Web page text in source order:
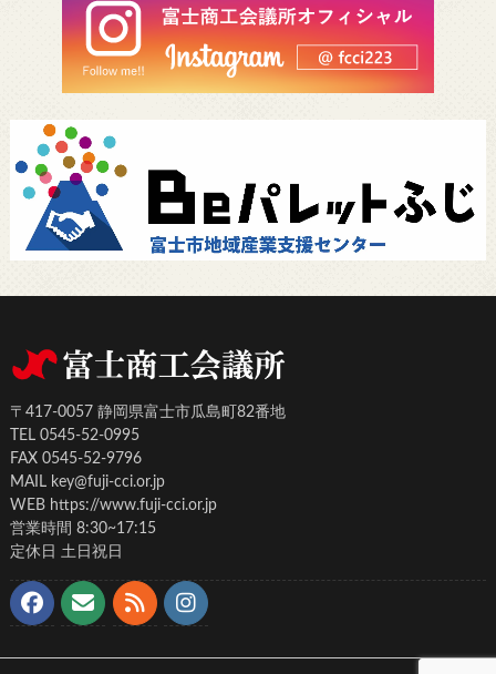
〒417-0057 静岡県富士市瓜島町82番地
TEL 0545-52-0995
FAX 0545-52-9796
MAIL key@fuji-cci.or.jp
WEB https://www.fuji-cci.or.jp
営業時間 8:30~17:15
定休日 土日祝日